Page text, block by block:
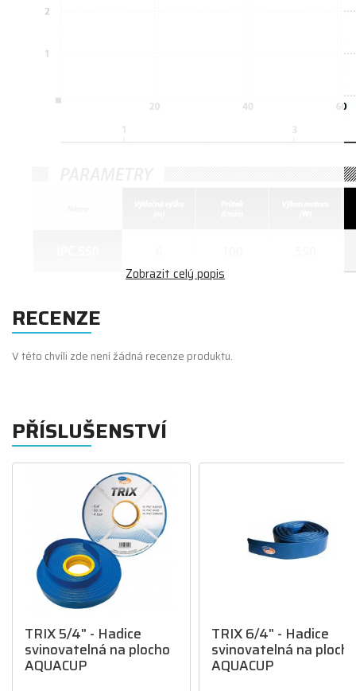
RECENZE
V této chvíli zde není žádná recenze produktu.
PŘÍSLUŠENSTVÍ
TRIX 5/4" - Hadice
svinovatelná na plocho
AQUACUP
TRIX 6/4" - Hadice
svinovatelná na plocho
AQUACUP